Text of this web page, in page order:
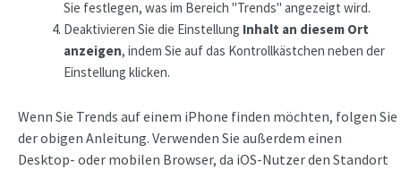
Sie festlegen, was im Bereich "Trends" angezeigt wird.
Deaktivieren Sie die Einstellung Inhalt an diesem Ort
anzeigen, indem Sie auf das Kontrollkästchen neben der
Einstellung klicken.
Wenn Sie Trends auf einem iPhone finden möchten, folgen Sie
der obigen Anleitung. Verwenden Sie außerdem einen
Desktop- oder mobilen Browser, da iOS-Nutzer den Standort